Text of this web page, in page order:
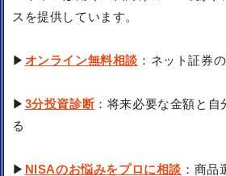
スを提供しています。
▶ オンライン無料相談 ：ネット証券
▶ 3分投資診断：将来必要な金額と自
る
▶ NISAのお悩みをプロに相談 ：商品